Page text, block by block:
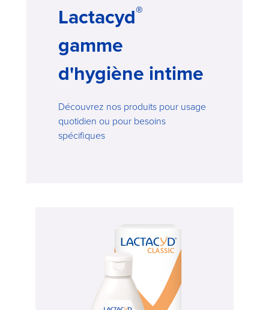
Lactacyd®
gamme
d'hygiène intime
Découvrez nos produits pour usage
quotidien ou pour besoins
spécifiques